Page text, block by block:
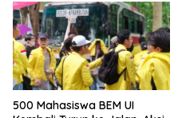
500 Mahasiswa BEM UI